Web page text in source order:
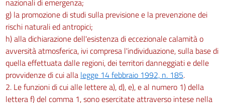
nazionali di emergenza;
g) la promozione di studi sulla previsione e la prevenzione dei
rischi naturali ed antropici;
h) alla dichiarazione dell'esistenza di eccezionale calamità o
avversità atmosferica, ivi compresa l'individuazione, sulla base di
quella effettuata dalle regioni, dei territori danneggiati e delle
provvidenze di cui alla legge 14 febbraio 1992, n. 185.
2. Le funzioni di cui alle lettere a), d), e), e al numero 1) della
lettera f) del comma 1, sono esercitate attraverso intese nella